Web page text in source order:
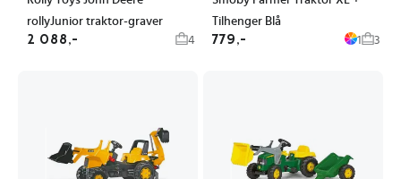
rollyJunior traktor-graver
2 088,- 4
Tilhenger Blå
779,- 1 3